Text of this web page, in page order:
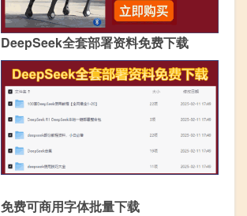
DeepSeek全套部署资料免费下载
免费可商用字体批量下载